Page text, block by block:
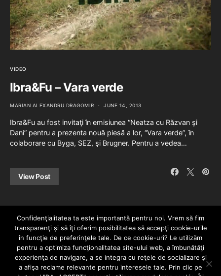
VIDEO
Ibra&Fu – Vara verde
MARIAN ALEXANDRU DRAGOMIR JUNE 14, 2013
Ibra&Fu au fost invitaţi în emisiunea “Neatza cu Răzvan şi
Dani” pentru a prezenta nouă piesă a lor, “Vara verde”, în
colaborare cu Byga, SEZ, şi Brugner. Pentru a vedea…
View Post
HOME CONTACT POLITICĂ DE CONFIDENȚIALITATE
Confidenţialitatea ta este importantă pentru noi. Vrem să fim
transparenţi și să îţi oferim posibilitatea să accepţi cookie-urile
în funcţie de preferinţele tale. De ce cookie-uri? Le utilizăm
pentru a optimiza funcţionalitatea site-ului web, a îmbunătăţi
experienţa de navigare, a se integra cu reţele de socializare şi
a afişa reclame relevante pentru interesele tale. Prin clic pe